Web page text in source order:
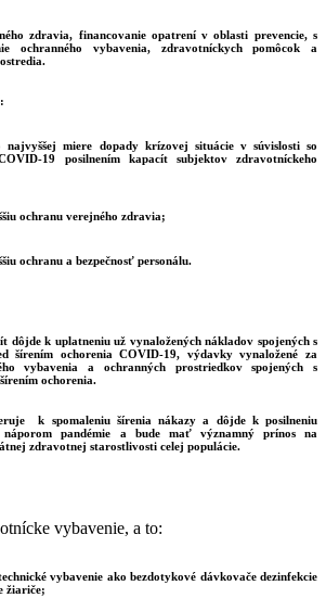
zdravia, financovanie opatrení v oblasti prevencie, s
ochranného vybavenia, zdravotníckych pomôcok a
miere dopady krízovej situácie v súvislosti so
19 posilnením kapacít subjektov zdravotníckeho
ochranu verejného zdravia;
ochranu a bezpečnosť personálu.
dôjde k uplatneniu už vynaložených nákladov spojených s
šírením ochorenia COVID-19, výdavky vynaložené za
vybavenia a ochranných prostriedkov spojených s
ochorenia.
k spomaleniu šírenia nákazy a dôjde k posilneniu
náporom pandémie a bude mať významný prínos na
zdravotnej starostlivosti celej populácie.
vybavenie, a to:
vybavenie ako bezdotykové dávkovače dezinfekcie
žiariče;